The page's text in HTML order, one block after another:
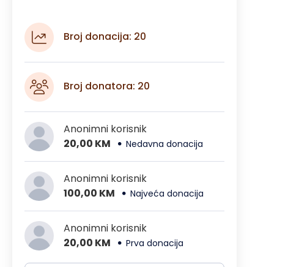
Broj donacija: 20
Broj donatora: 20
Anonimni korisnik
20,00 KM
Nedavna donacija
Anonimni korisnik
100,00 KM
Najveća donacija
Anonimni korisnik
20,00 KM
Prva donacija